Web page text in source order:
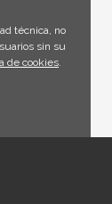
técnica, no
sin su
de cookies.